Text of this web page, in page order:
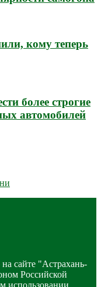
кому теперь
более строгие
автомобилей
сайте "Астрахань-
Российской